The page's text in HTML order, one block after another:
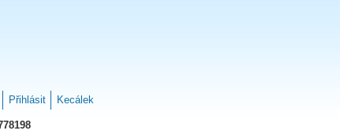
Přihlásit Kecálek